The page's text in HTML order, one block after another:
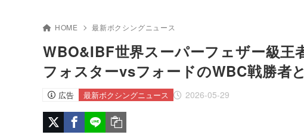
HOME 最新ボクシングニュース
WBO&IBF世界スーパーフェザー級
フォスターvsフォードのWBC戦勝者
広告 2026-05-29
最新ボクシングニュース